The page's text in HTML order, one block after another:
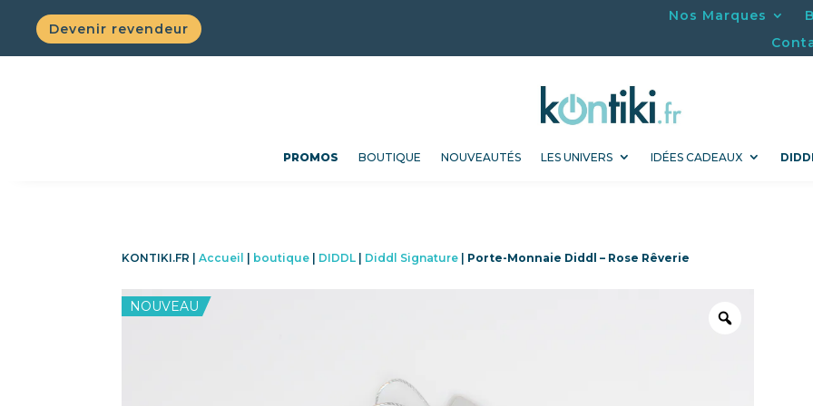
Devenir revendeur
Nos Marques
PROMOS BOUTIQUE NOUVEAUTÉS LES UNIVERS IDÉES CADEAUX
KONTIKI.FR |Accueil | boutique | DIDDL | Diddl Signature | Porte-Monnaie Diddl – Rose Rêverie
NOUVEAU